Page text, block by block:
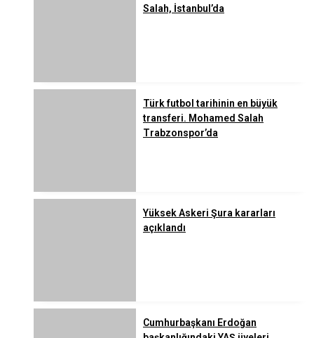
Salah, İstanbul’da
Türk futbol tarihinin en büyük
transferi. Mohamed Salah
Trabzonspor’da
Yüksek Askeri Şura kararları
açıklandı
Cumhurbaşkanı Erdoğan